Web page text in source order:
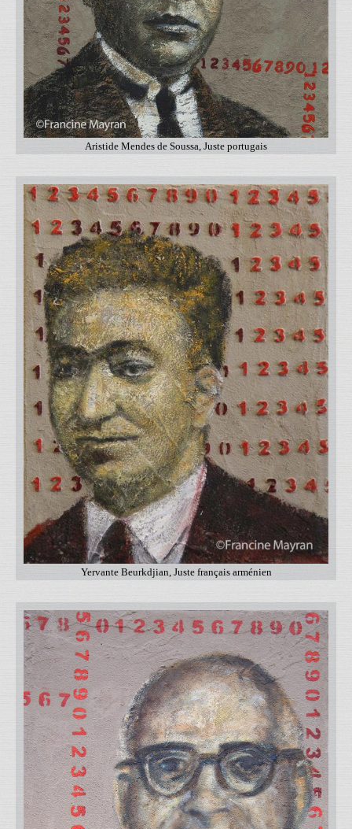
Aristide Mendes de Soussa, Juste portugais
Yervante Beurkdjian, Juste français arménien